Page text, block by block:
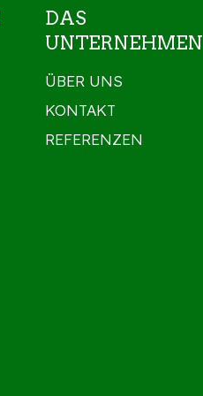
DAS
UNTERNEHMEN
ÜBER UNS
KONTAKT
REFERENZEN